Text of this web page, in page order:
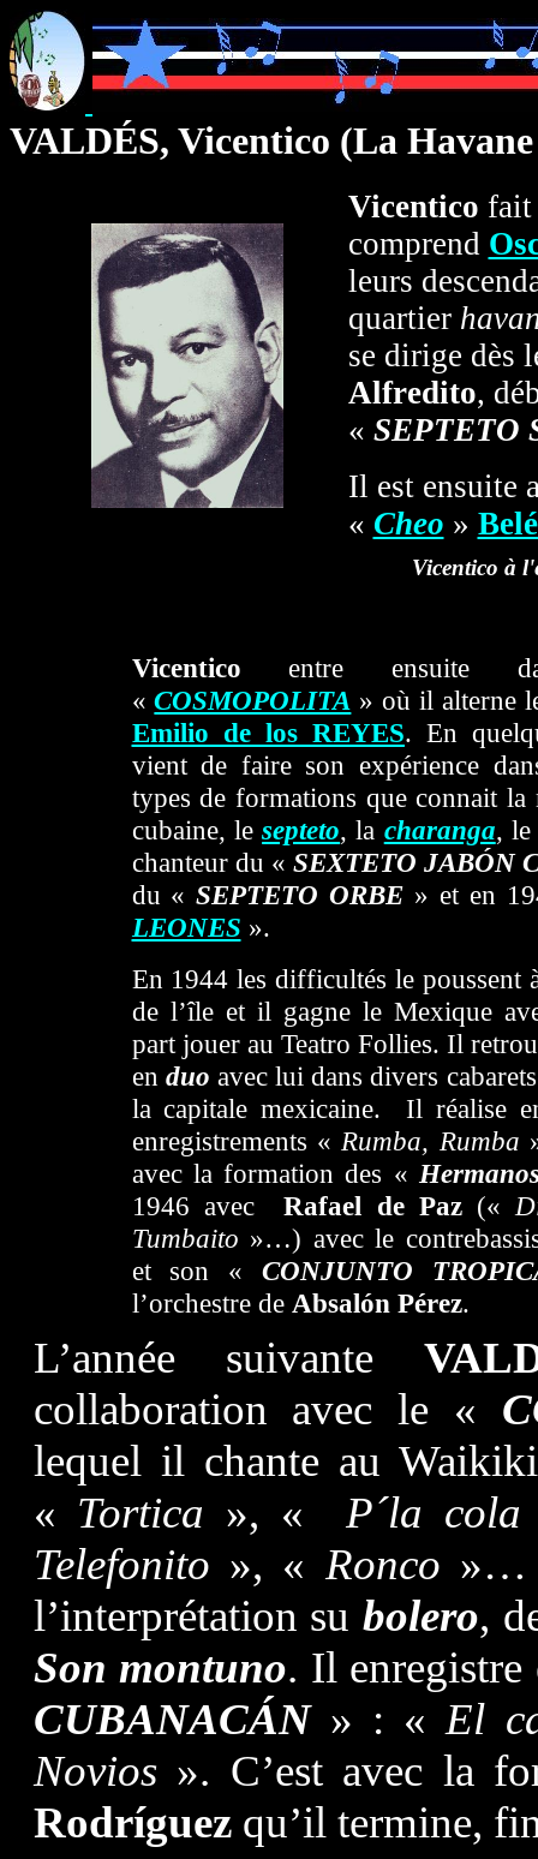
VALDÉS, Vicentico (La
Vicentico fait
comprend
leurs
quartier
se dirige dès
Alfredito,
« SEPTETO
Il est ensuite
« Cheo »
Vicentico à
Vicentico entre ensuite
«COSMOPOLITA » où il alterne
Emilio de los REYES. En
vient de faire son expérience
types de formations que connait
cubaine, lesepteto, la charanga,
chanteur du « SEXTETO JABÓN
du «SEPTETO ORBE » et en
LEONES ».
En 1944 les difficultés le poussent
de l’île et il gagne le Mexique
part jouer au Teatro Follies. Il
en duo avec lui dans divers
la capitale mexicaine. Il réalise
enregistrements « Rumba, Rumba
avec la formation des «
1946 avecRafael de Paz(«
Tumbaito »…) avec le
et son «CONJUNTO
l’orchestre de Absalón Pérez.
L’année suivante
collaboration avec le «
lequel il chante au
« Tortica », « P´la cola
Telefonito », « Ronco »…
l’interprétation subolero,
Son montuno. Il
CUBANACÁN» : « El
Novios ». C’est avec la
Rodríguezqu’il termine,